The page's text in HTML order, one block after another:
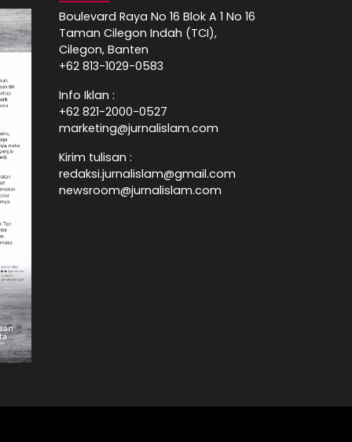
Boulevard Raya No 16 Blok A 1 No 16
Taman Cilegon Indah (TCI),
Cilegon, Banten
+62 813-1029-0583
Info Iklan :
+62 821-2000-0527
marketing@jurnalislam.com
Kirim tulisan :
redaksi.jurnalislam@gmail.com
newsroom@jurnalislam.com